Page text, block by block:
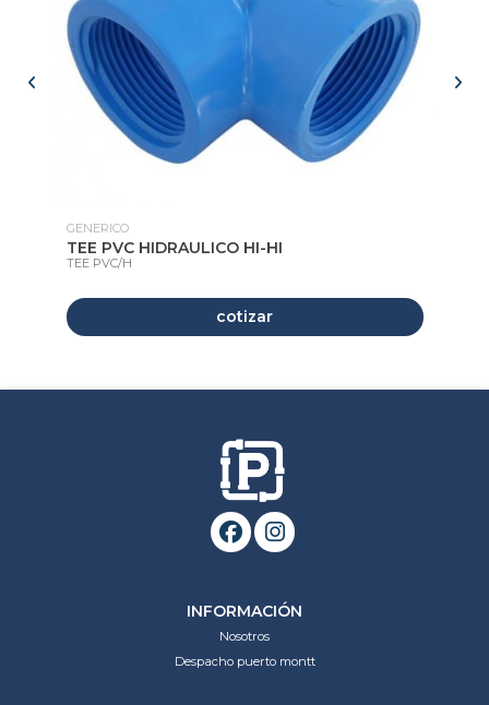
GENERICO
TEE PVC HIDRAULICO HI-HI
TEE PVC/H
cotizar
INFORMACIÓN
Nosotros
Despacho puerto montt